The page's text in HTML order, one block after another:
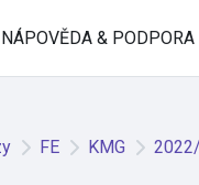
NÁPOVĚDA & PODPORA
FE KMG